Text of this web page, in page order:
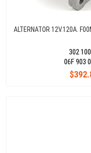
ALTERNATOR 12V.120A.
302
06F 903